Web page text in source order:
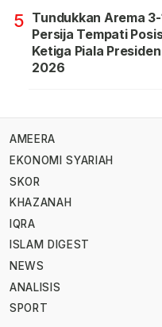
5 Tundukkan Arema 3-
Persija Tempati
Ketiga Piala
2026
AMEERA
EKONOMI SYARIAH
SKOR
KHAZANAH
IQRA
ISLAM DIGEST
NEWS
ANALISIS
SPORT